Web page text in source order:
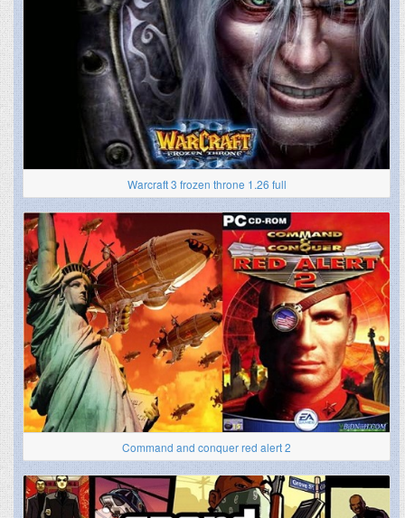
Warcraft 3 frozen throne 1.26 full
Command and conquer red alert 2